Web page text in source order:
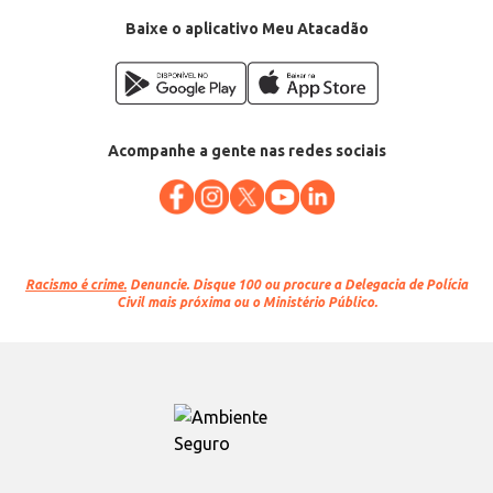
Baixe o aplicativo Meu Atacadão
Acompanhe a gente nas redes sociais
Racismo é crime. Denuncie. Disque 100 ou procure a Delegacia de Polícia
Civil mais próxima ou o Ministério Público.